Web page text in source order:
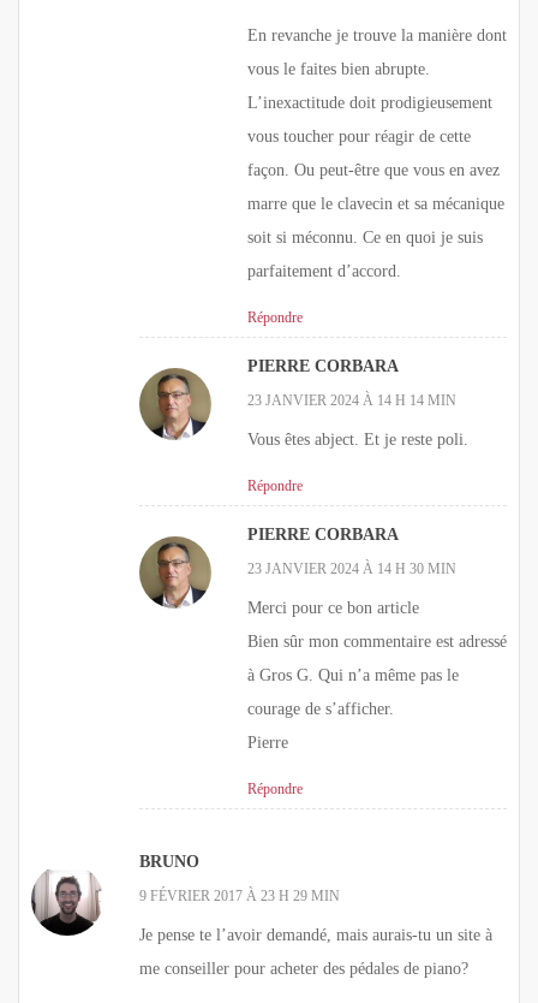
En revanche je trouve la manière dont
vous le faites bien abrupte.
L’inexactitude doit prodigieusement
vous toucher pour réagir de cette
façon. Ou peut-être que vous en avez
marre que le clavecin et sa mécanique
soit si méconnu. Ce en quoi je suis
parfaitement d’accord.
Répondre
PIERRE CORBARA
23 JANVIER 2024 À 14 H 14 MIN
Vous êtes abject. Et je reste poli.
Répondre
PIERRE CORBARA
23 JANVIER 2024 À 14 H 30 MIN
Merci pour ce bon article
Bien sûr mon commentaire est adressé
à Gros G. Qui n’a même pas le
courage de s’afficher.
Pierre
Répondre
BRUNO
9 FÉVRIER 2017 À 23 H 29 MIN
Je pense te l’avoir demandé, mais aurais-tu un site à
me conseiller pour acheter des pédales de piano?